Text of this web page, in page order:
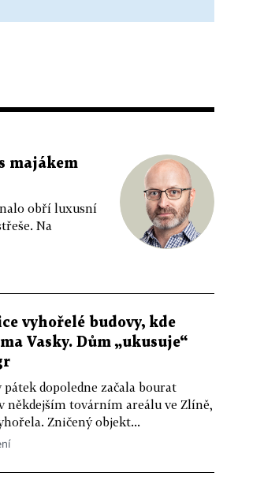
majákem
obří luxusní
Na
vyhořelé budovy, kde
Vasky. Dům „ukusuje“
dopoledne začala bourat
někdejším továrním areálu ve Zlíně,
Zničený objekt...